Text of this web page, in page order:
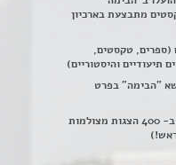
מתבצעת בארכיון
(ספרים, טקסטים,
והיסטוריים)
"הבימה" בפרט
חדר הצפייה מרווח ובו ניתן לצפות ב- 400 הצגות מצולמות